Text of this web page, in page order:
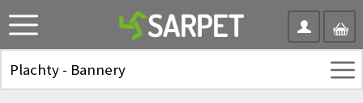
Plachty - Bannery